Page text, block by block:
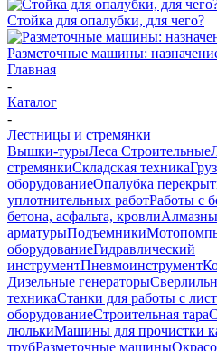
Стойка для опалубки, для чего?
Разметочные машины:
Главная
-
Каталог
-
Лестницы и стремянки
Вышки-турыЛеса Строительные
стремянкиСкладская техника
оборудованиеОпалубка
уплотнительных работРаботы с
бетона, асфальта, кровли
арматурыПодъемники
оборудованиеГидравлический
инструментПневмоинструмент
Дизельные генераторы
техникаСтанки для работы с
оборудованиеСтроительная тара
люлькиМашины для прочистки
трубРазметочные машины